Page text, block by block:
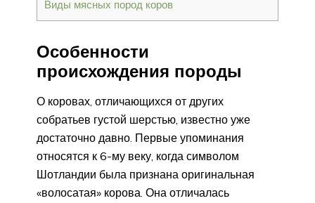
Виды мясных пород коров
Особенности
происхождения породы
О коровах, отличающихся от других
собратьев густой шерстью, известно уже
достаточно давно. Первые упоминания
относятся к 6-му веку, когда символом
Шотландии была признана оригинальная
«волосатая» корова. Она отличалась